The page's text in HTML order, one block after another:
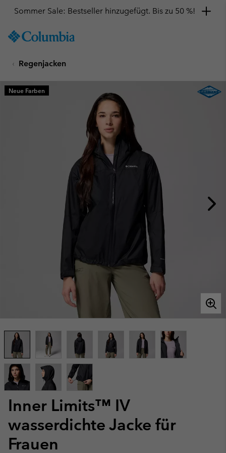
TO
SKIP
MAIN
NAV
Sommer Sale: Bestseller hinzugefügt. Bis zu 50 %!
Regenjacken
Inner Limits™ IV
wasserdichte Jacke für
Frauen
Neue Farben